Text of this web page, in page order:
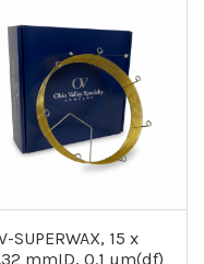
SUPERWAX, 15 x
mmID, 0.1 µm(df)